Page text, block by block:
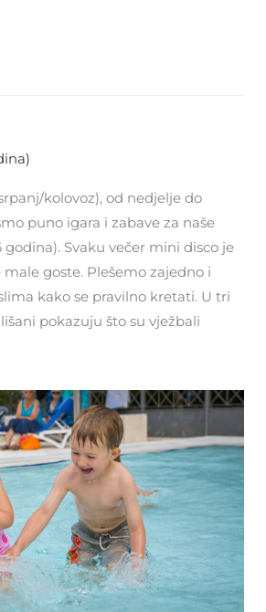
kolovoz), od nedjelje do
puno igara i zabave za naše
godina). Svaku večer mini disco je
male goste. Plešemo zajedno i
kako se pravilno kretati. U tri
pokazuju što su vježbali